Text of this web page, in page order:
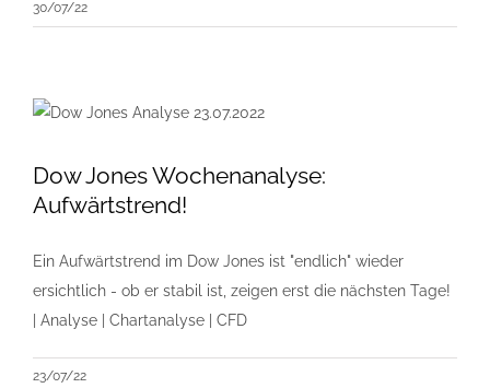
30/07/22
Dow Jones Wochenanalyse:
Aufwärtstrend!
Ein Aufwärtstrend im Dow Jones ist "endlich" wieder
ersichtlich - ob er stabil ist, zeigen erst die nächsten Tage!
| Analyse | Chartanalyse | CFD
23/07/22